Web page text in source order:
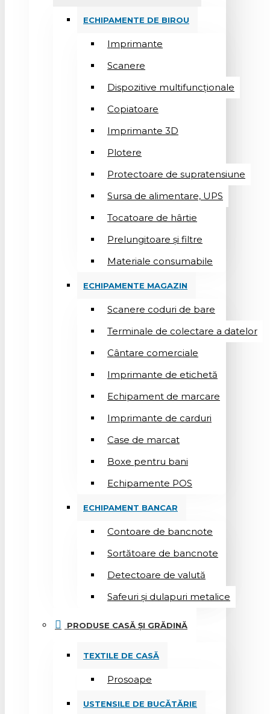
ECHIPAMENTE DE BIROU
Imprimante
Scanere
Dispozitive multifuncționale
Copiatoare
Imprimante 3D
Plotere
Protectoare de supratensiune
Sursa de alimentare, UPS
Tocatoare de hârtie
Prelungitoare și filtre
Materiale consumabile
ECHIPAMENTE MAGAZIN
Scanere coduri de bare
Terminale de colectare a datelor
Cântare comerciale
Imprimante de etichetă
Echipament de marcare
Imprimante de carduri
Case de marcat
Boxe pentru bani
Echipamente POS
ECHIPAMENT BANCAR
Contoare de bancnote
Sortătoare de bancnote
Detectoare de valută
Safeuri și dulapuri metalice
PRODUSE CASĂ ȘI GRĂDINĂ
TEXTILE DE CASĂ
Prosoape
USTENSILE DE BUCĂTĂRIE